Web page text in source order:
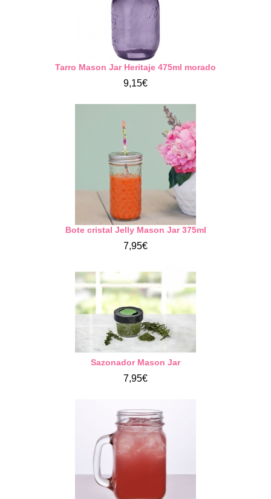
Tarro Mason Jar Heritaje 475ml morado
9,15€
Bote cristal Jelly Mason Jar 375ml
7,95€
Sazonador Mason Jar
7,95€